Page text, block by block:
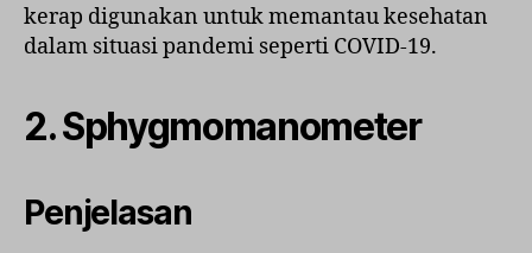
kerap digunakan untuk memantau kesehatan
dalam situasi pandemi seperti COVID-19.
2.Sphygmomanometer
Penjelasan